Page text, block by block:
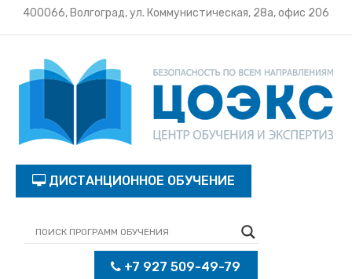
400066, Волгоград, ул. Коммунистическая, 28а, офис 206
ДИСТАНЦИОННОЕ ОБУЧЕНИЕ
+7 927 509-49-79